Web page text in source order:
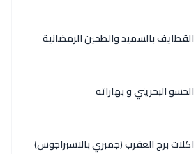
بالسميد والطحين الرمضانية
البحريني و بهاراته
برج العقرب (جمبري بالاسبراجوس)